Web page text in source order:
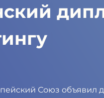
Союз объявил